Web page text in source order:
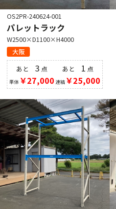
OS2PR-240624-001
パレットラック
W2500×D1100×H4000
大阪
あと3 点
単体 ￥27,000
あと 1 点
連結￥25,000